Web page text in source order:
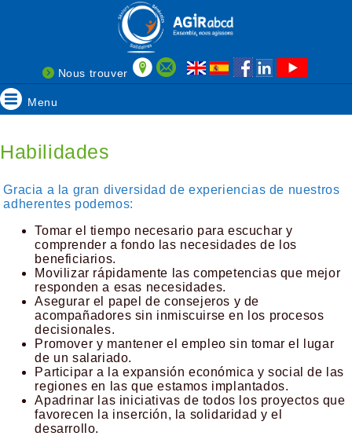
Nous trouver
Menu
Habilidades
Gracia a la gran diversidad de experiencias de nuestros
adherentes podemos:
Tomar el tiempo necesario para escuchar y
comprender a fondo las necesidades de los
beneficiarios.
Movilizar rápidamente las competencias que mejor
responden a esas necesidades.
Asegurar el papel de consejeros y de
acompañadores sin inmiscuirse en los procesos
decisionales.
Promover y mantener el empleo sin tomar el lugar
de un salariado.
Participar a la expansión económica y social de las
regiones en las que estamos implantados.
Apadrinar las iniciativas de todos los proyectos que
favorecen la inserción, la solidaridad y el
desarrollo.